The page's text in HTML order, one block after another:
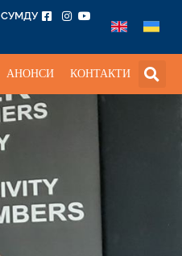
СУМДУ
АНОНСИ КОНТАКТИ